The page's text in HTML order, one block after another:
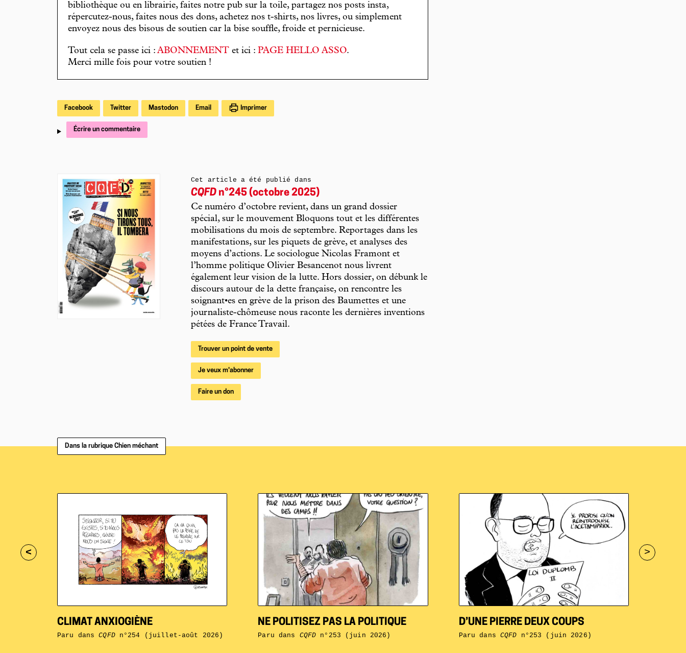
bibliothèque ou en librairie, faites notre pub sur la toile, partagez nos posts insta,
répercutez-nous, faites nous des dons, achetez nos t-shirts, nos livres, ou simplement
envoyez nous des bisous de soutien car la bise souffle, froide et pernicieuse.
Tout cela se passe ici : ABONNEMENT et ici : PAGE HELLO ASSO.
Merci mille fois pour votre soutien !
Facebook Twitter Mastodon Email Imprimer
Écrire un commentaire
Cet article a été publié dans
CQFD n°245 (octobre 2025)
Ce numéro d’octobre revient, dans un grand dossier
spécial, sur le mouvement Bloquons tout et les différentes
mobilisations du mois de septembre. Reportages dans les
manifestations, sur les piquets de grève, et analyses des
moyens d’actions. Le sociologue Nicolas Framont et
l’homme politique Olivier Besancenot nous livrent
également leur vision de la lutte. Hors dossier, on débunk le
discours autour de la dette française, on rencontre les
soignant•es en grève de la prison des Baumettes et une
journaliste-chômeuse nous raconte les dernières inventions
pétées de France Travail.
Trouver un point de vente
Je veux m'abonner
Faire un don
< >
Dans la rubrique Chien méchant
CLIMAT ANXIOGIÈNE
Paru dansCQFDn°254 (juillet-août 2026)
NE POLITISEZ PAS LA POLITIQUE
Paru dans CQFD n°253 (juin 2026)
D’UNE PIERRE DEUX COUPS
Paru dans CQFD n°253 (juin 2026)